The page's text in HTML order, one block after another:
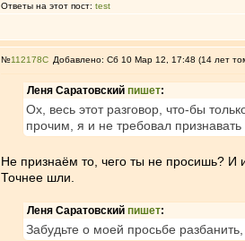
Ответы на этот пост: test
№112178 Добавлено: Сб 10 Мар 12, 17:48 (14 лет
Леня Саратовский пишет:
Ох, весь этот разговор, что-бы
прочим, я и не требовал признавать
Не признаём то, чего ты не просишь? И
Точнее шли.
Леня Саратовский пишет:
Забудьте о моей просьбе